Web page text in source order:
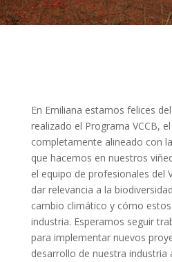
En Emiliana estamos felices
realizado el Programa VCCB,
completamente alineado con
que hacemos en nuestros
el equipo de profesionales del
dar relevancia a la
cambio climático y cómo
industria. Esperamos seguir
para implementar nuevos
desarrollo de nuestra industria